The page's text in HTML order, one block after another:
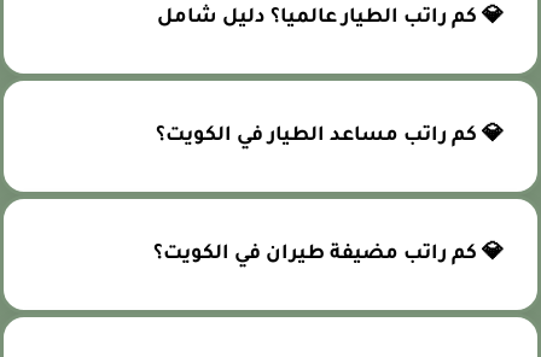
💎 كم راتب الطيار عالميا؟ دليل شامل
💎 كم راتب مساعد الطيار في الكويت؟
💎 كم راتب مضيفة طيران في الكويت؟